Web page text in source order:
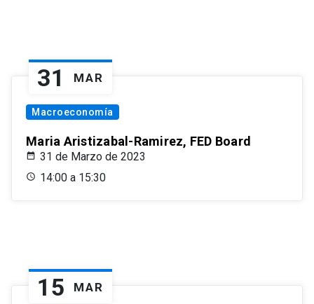
31 MAR
Macroeconomía
Maria Aristizabal-Ramirez, FED Board
31 de Marzo de 2023
14:00 a 15:30
15 MAR